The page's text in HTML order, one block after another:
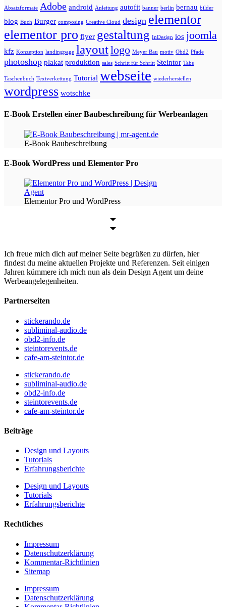
Absatzformate Adobe android Anleitung autofit banner berlin bernau bilder
blog Buch Burger composing Creative Cloud design elementor
elementor pro flyer gestaltung InDesign ios joomla
kfz Konzeption landingpage layoutlogo Meyer Bau motiv Obd2 Pfade
photoshop plakat produktion sales Schritt für Schritt Steintor Tabs
Taschenbuch Textverkettung Tutorial webseite wiederherstellen
wordpress wotschke
E-Book Erstellen einer Baubeschreibung für Werbeanlagen
E-Book Baubeschreibung
E-Book WordPress und Elementor Pro
Elementor Pro und WordPress
Ich freue mich dich auf meiner Seite begrüßen zu dürfen, hier
findest du meine aktuellen Projekte und Referenzen. Seit einigen
Jahren kümmere ich mich nun als dein Design Agent um deine
Werbeangelegenheiten.
Partnerseiten
stickerando.de
subliminal-audio.de
obd2-info.de
steintorevents.de
cafe-am-steintor.de
stickerando.de
subliminal-audio.de
obd2-info.de
steintorevents.de
cafe-am-steintor.de
Beiträge
Design und Layouts
Tutorials
Erfahrungsberichte
Design und Layouts
Tutorials
Erfahrungsberichte
Rechtliches
Impressum
Datenschutzerklärung
Kommentar-Richtlinien
Sitemap
Impressum
Datenschutzerklärung